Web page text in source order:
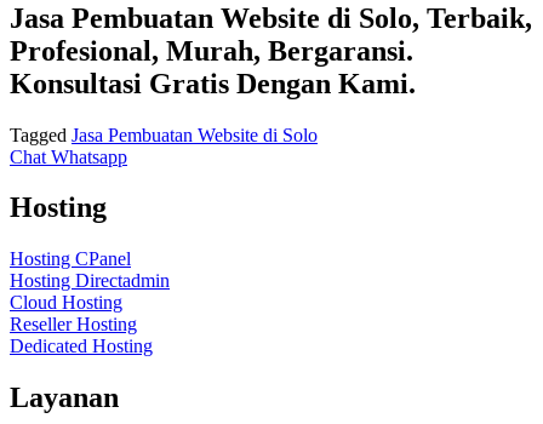
Jasa Pembuatan Website di Solo, Terbaik,
Profesional, Murah, Bergaransi.
Konsultasi Gratis Dengan Kami.
Tagged Jasa Pembuatan Website di Solo
Chat Whatsapp
Hosting
Hosting CPanel
Hosting Directadmin
Cloud Hosting
Reseller Hosting
Dedicated Hosting
Layanan